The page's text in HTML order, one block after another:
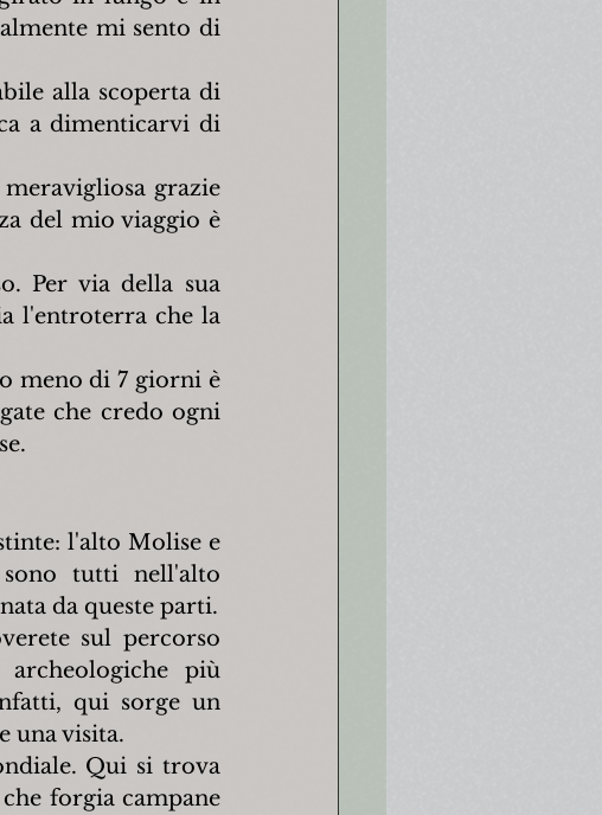
mi sento di
alla scoperta di
a dimenticarvi di
grazie
del mio viaggio è
Per via della sua
l'entroterra che la
meno di 7 giorni è
che credo ogni
l'alto Molise e
sono tutti nell'alto
da queste parti.
sul percorso
più
qui sorge un
una visita.
Qui si trova
forgia campane